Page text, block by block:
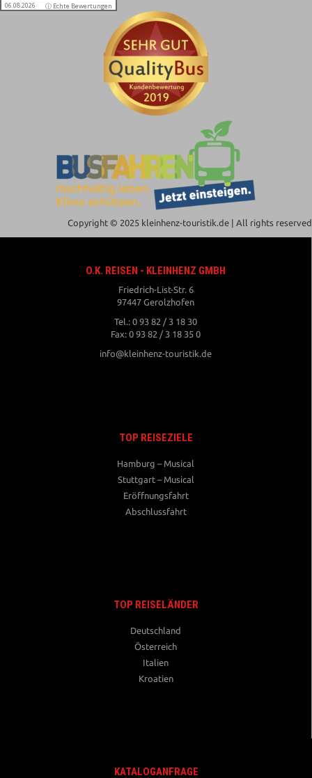
06.08.2026 ⓘ Echte Bewertungen
Copyright © 2025 kleinhenz-touristik.de | All rights reserved
O.K. REISEN - KLEINHENZ GMBH
Friedrich-List-Str. 6
97447 Gerolzhofen
Tel.: 0 93 82 / 3 18 30
Fax: 0 93 82 / 3 18 35 0
info@kleinhenz-touristik.de
TOP REISEZIELE
Hamburg – Musical
Stuttgart – Musical
Eröffnungsfahrt
Abschlussfahrt
TOP REISELÄNDER
Deutschland
Österreich
Italien
Kroatien
KATALOGANFRAGE